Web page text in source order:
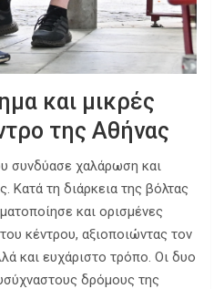
και μικρές
της Αθήνας
συνδύασε χαλάρωση και
Κατά τη διάρκεια της βόλτας
και ορισμένες
κέντρου, αξιοποιώντας τον
και ευχάριστο τρόπο. Οι δυο
δρόμους της